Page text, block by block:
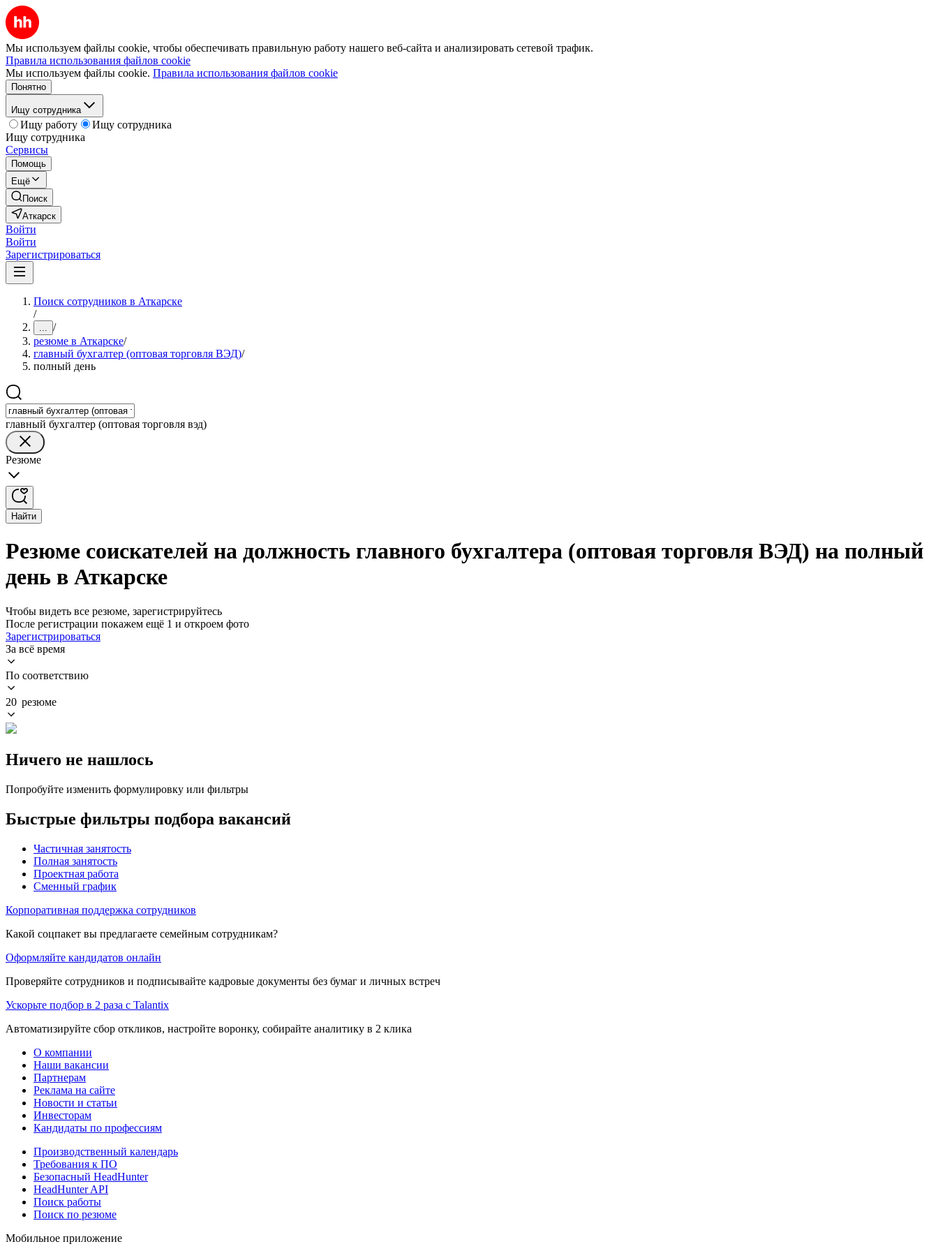
Мы используем файлы cookie, чтобы обеспечивать правильную работу нашего веб-сайта и анализировать сетевой трафик.
Правила использования файлов cookie
Мы используем файлы cookie. Правила использования файлов cookie
Понятно
Ищу сотрудника
Ищу работу
Ищу сотрудника
Ищу сотрудника
Сервисы
Помощь
Ещё
Поиск
Аткарск
Войти
Войти
Зарегистрироваться
Поиск сотрудников в Аткарске
/
... /
резюме в Аткарске/
главный бухгалтер (оптовая торговля ВЭД)/
полный день
главный бухгалтер (оптовая торговля вэд)
Резюме
Найти
Резюме соискателей на должность главного бухгалтера (оптовая торговля ВЭД) на полный
день в Аткарске
Чтобы видеть все резюме, зарегистрируйтесь
После регистрации покажем ещё 1 и откроем фото
Зарегистрироваться
За всё время
По соответствию
20 резюме
Ничего не нашлось
Попробуйте изменить формулировку или фильтры
Быстрые фильтры подбора вакансий
Частичная занятость
Полная занятость
Проектная работа
Сменный график
Корпоративная поддержка сотрудников
Какой соцпакет вы предлагаете семейным сотрудникам?
Оформляйте кандидатов онлайн
Проверяйте сотрудников и подписывайте кадровые документы без бумаг и личных встреч
Ускорьте подбор в 2 раза с Talantix
Автоматизируйте сбор откликов, настройте воронку, собирайте аналитику в 2 клика
О компании
Наши вакансии
Партнерам
Реклама на сайте
Новости и статьи
Инвесторам
Кандидаты по профессиям
Производственный календарь
Требования к ПО
Безопасный HeadHunter
HeadHunter API
Поиск работы
Поиск по резюме
Мобильное приложение